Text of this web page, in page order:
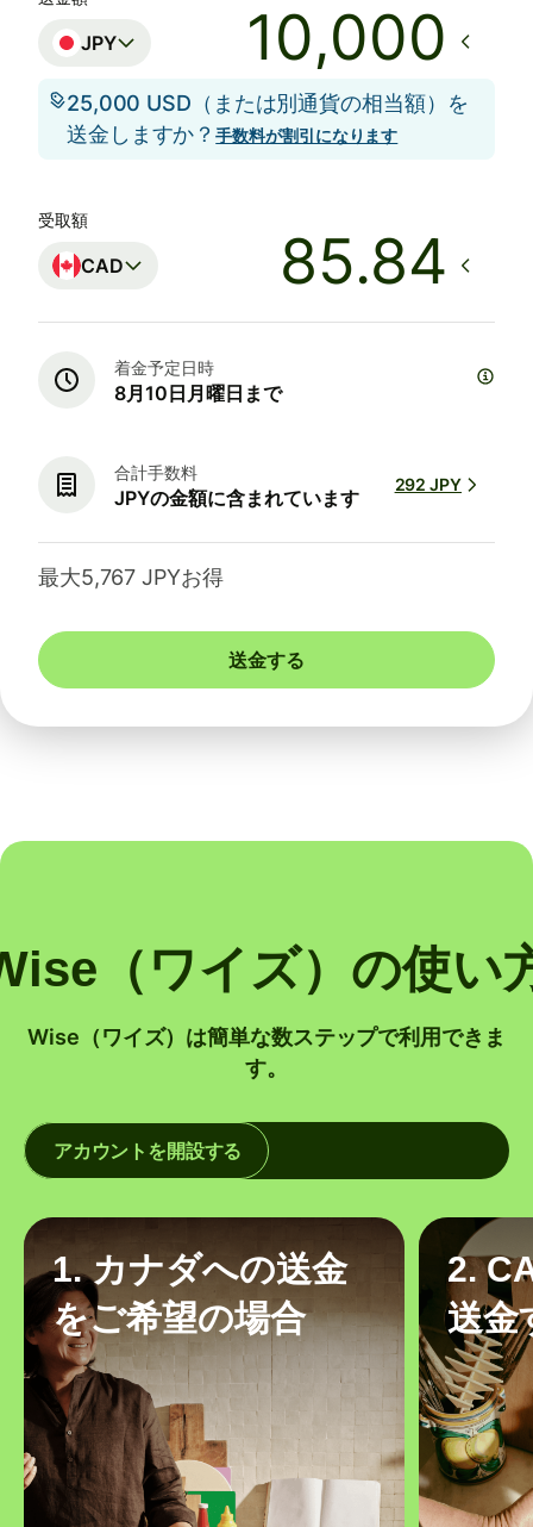
JPY
25,000 USD（または別通貨の相当額）を
送金しますか？手数料が割引になります
受取額
CAD
着金予定日時
8月10日月曜日まで
合計手数料
JPYの金額に含まれています
292 JPY
最大5,767 JPYお得
送金する
（ワイズ）の使い
Wise（ワイズ）は簡単な数ステップで利用できま
す。
アカウントを開設する
1. カナダへの送金
をご希望の場合
2.
送金